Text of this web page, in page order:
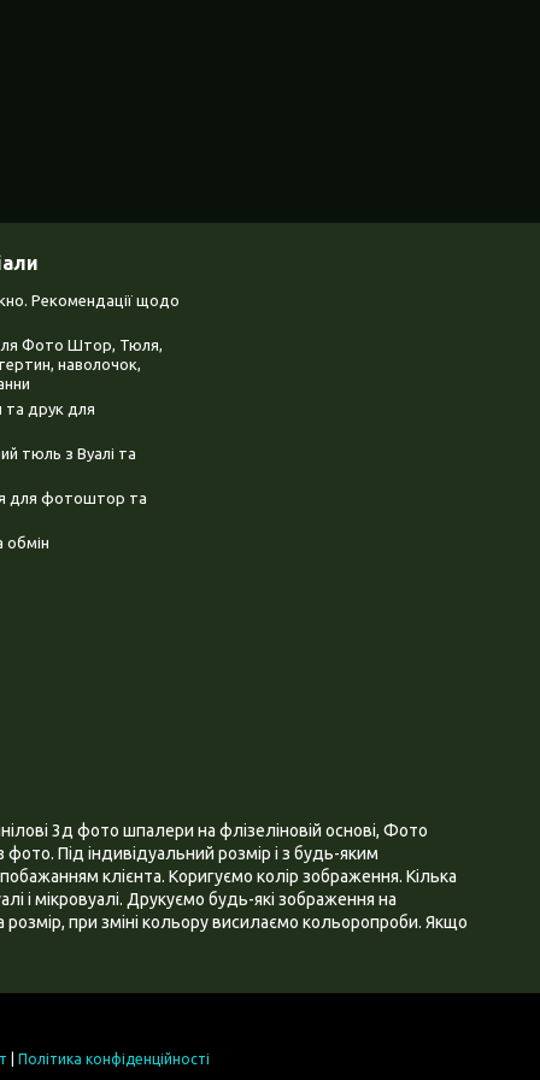
Рекомендації щодо
Фото Штор, Тюля,
наволочок,
та друк для
тюль з Вуалі та
для фотоштор та
обмін
3д фото шпалери на флізеліновій основі, Фото
Під індивідуальний розмір і з будь-яким
клієнта. Коригуємо колір зображення. Кілька
і мікровуалі. Друкуємо будь-які зображення на
при зміні кольору висилаємо кольоропроби. Якщо
Політика конфіденційності